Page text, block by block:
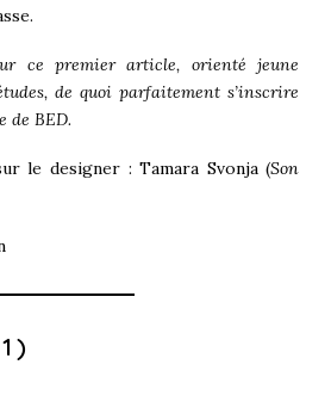
ce premier article, orienté jeune
de quoi parfaitement s’inscrire
de BED.
le designer :Tamara Svonja(Son